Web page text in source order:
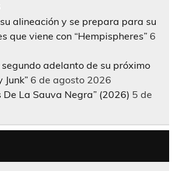
alineación y se prepara para su
que viene con “Hempispheres” 6
adelanto de su próximo
6 de agosto 2026
De La Sauva Negra” (2026) 5 de